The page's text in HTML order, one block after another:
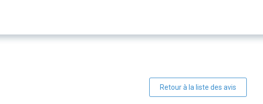
Retour à la liste des avis